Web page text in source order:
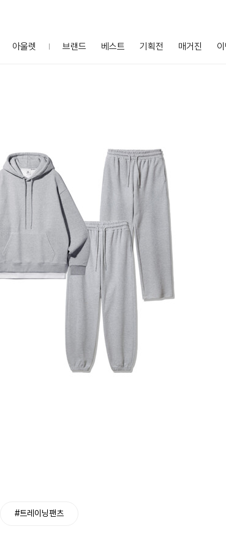
아울렛 브랜드 베스트 기획전 매거진
#트레이닝팬츠